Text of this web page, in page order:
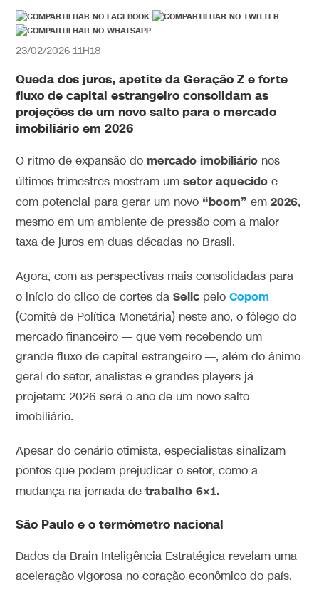
23/02/2026 11H18
Queda dos juros, apetite da Geração Z e forte
fluxo de capital estrangeiro consolidam as
projeções de um novo salto para o mercado
imobiliário em2026
O ritmo de expansão domercado imobiliário nos
últimos trimestres mostram umsetor aquecido e
com potencial para gerar um novo “boom” em2026,
mesmo em um ambiente de pressão com a maior
taxa de juros em duas décadas no Brasil.
Agora, com as perspectivas mais consolidadas para
o início do clico de cortes da Selic peloCopom
(Comitê de Política Monetária) neste ano, o fôlego do
mercado financeiro — que vem recebendo um
grande fluxo de capital estrangeiro —, além do ânimo
geral do setor, analistas e grandes players já
projetam: 2026 será o ano de um novo salto
imobiliário.
Apesar do cenário otimista, especialistas sinalizam
pontos que podem prejudicar o setor, como a
mudança na jornada de trabalho 6×1.
São Paulo e o termômetro nacional
Dados da Brain Inteligência Estratégica revelam uma
aceleração vigorosa no coração econômico do país.